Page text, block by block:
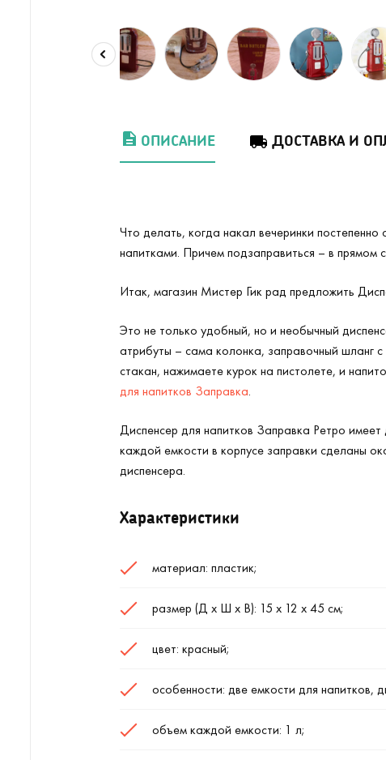
ОПИСАНИЕ ДОСТАВКА И
Что делать, когда накал вечеринки
напитками. Причем подзаправиться – в прямом
Итак, магазин Мистер Гик рад предложить
Это не только удобный, но и необычный
атрибуты – сама колонка, заправочный шланг
стакан, нажимаете курок на пистолете, и
для напитков Заправка.
Диспенсер для напитков Заправка Ретро
каждой емкости в корпусе заправки сделаны
диспенсера.
Характеристики
материал: пластик;
размер (Д х Ш х В): 15 х 12 х 45 см;
цвет: красный;
особенности: две емкости для напитков,
объем каждой емкости: 1 л;